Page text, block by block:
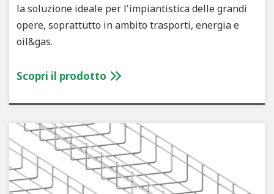
la soluzione ideale per l'impiantistica delle grandi
opere, soprattutto in ambito trasporti, energia e
oil&gas.
Scopri il prodotto